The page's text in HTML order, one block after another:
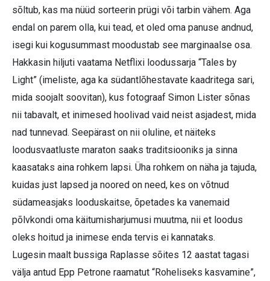
sõltub, kas ma nüüd sorteerin prügi või tarbin vähem. Aga
endal on parem olla, kui tead, et oled oma panuse andnud,
isegi kui kogusummast moodustab see marginaalse osa.
Hakkasin hiljuti vaatama Netflixi loodussarja “Tales by
Light” (imeliste, aga ka südantlõhestavate kaadritega sari,
mida soojalt soovitan), kus fotograaf Simon Lister sõnas
nii tabavalt, et inimesed hoolivad vaid neist asjadest, mida
nad tunnevad. Seepärast on nii oluline, et näiteks
loodusvaatluste maraton saaks traditsiooniks ja sinna
kaasataks aina rohkem lapsi. Üha rohkem on näha ja tajuda,
kuidas just lapsed ja noored on need, kes on võtnud
südameasjaks looduskaitse, õpetades ka vanemaid
põlvkondi oma käitumisharjumusi muutma, nii et loodus
oleks hoitud ja inimese enda tervis ei kannataks.
Lugesin maalt bussiga Rap­lasse sõites 12 aastat tagasi
välja antud Epp Petrone raamatut “Roheliseks kasvamine”,